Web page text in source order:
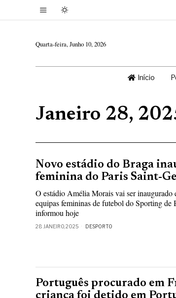
Quarta-feira, Junho 10, 2026
Início
Janeiro 28,
Novo estádio do Braga
feminina do Paris Saint-
O estádio Amélia Morais vai ser
equipas femininas de futebol do Sporting de
informou hoje
28 JANEIRO, 2025 DESPORTO
Português procurado em
criança foi detido em